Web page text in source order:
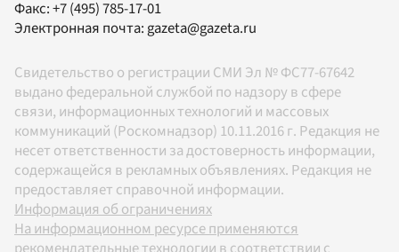
Факс:+7 (495) 785-17-01
Электронная почта: gazeta@gazeta.ru
Свидетельство о регистрации СМИ Эл № ФС77-67642
выдано федеральной службой по надзору в сфере
связи, информационных технологий и массовых
коммуникаций (Роскомнадзор) 10.11.2016 г. Редакция не
несет ответственности за достоверность информации,
содержащейся в рекламных объявлениях. Редакция не
предоставляет справочной информации.
Информация об ограничениях
На информационном ресурсе применяются